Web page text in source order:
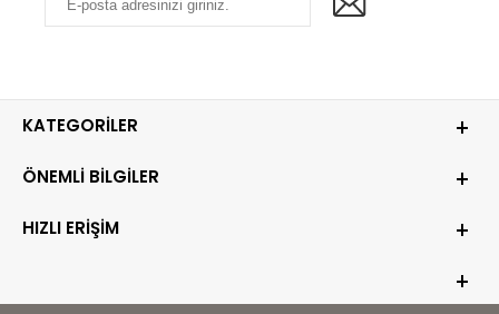
KATEGORILER
ÖNEMLI BILGILER
HIZLI ERIŞIM